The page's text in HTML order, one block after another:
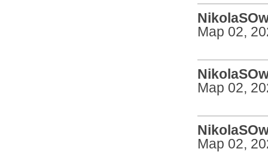
Мар 02,
Мар 02,
Мар 02,